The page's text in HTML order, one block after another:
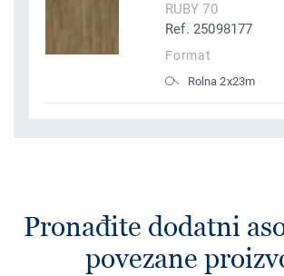
RUBY 70
Ref. 25098177
Format
Rolna 2x23m
Pronađite dodatni
povezane